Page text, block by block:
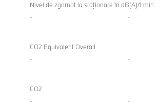
Nivel de zgomot la staţionare în dB(A)/1 min
- -
CO2 Equivalent Overall
- -
CO2
- -